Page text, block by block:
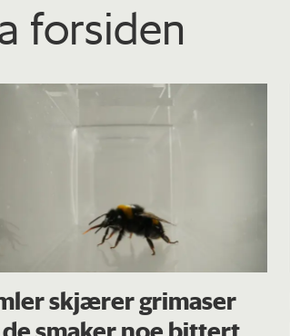
forsiden
skjærer grimaser